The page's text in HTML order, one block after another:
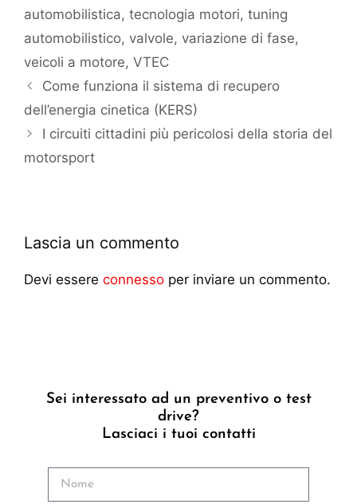
automobilistica, tecnologia motori, tuning
automobilistico, valvole, variazione di fase,
veicoli a motore, VTEC
Come funziona il sistema di recupero
dell’energia cinetica (KERS)
I circuiti cittadini più pericolosi della storia del
motorsport
Lascia un commento
Devi essere connesso per inviare un commento.
Sei interessato ad un preventivo o test
drive?
Lasciaci i tuoi contatti